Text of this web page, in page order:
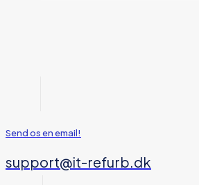
Send os en email!
support@it-refurb.dk